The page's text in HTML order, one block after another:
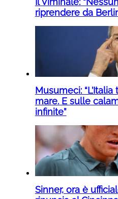
riprendere da
Musumeci:
mare. E sulle
infinite”
Sinner, ora è